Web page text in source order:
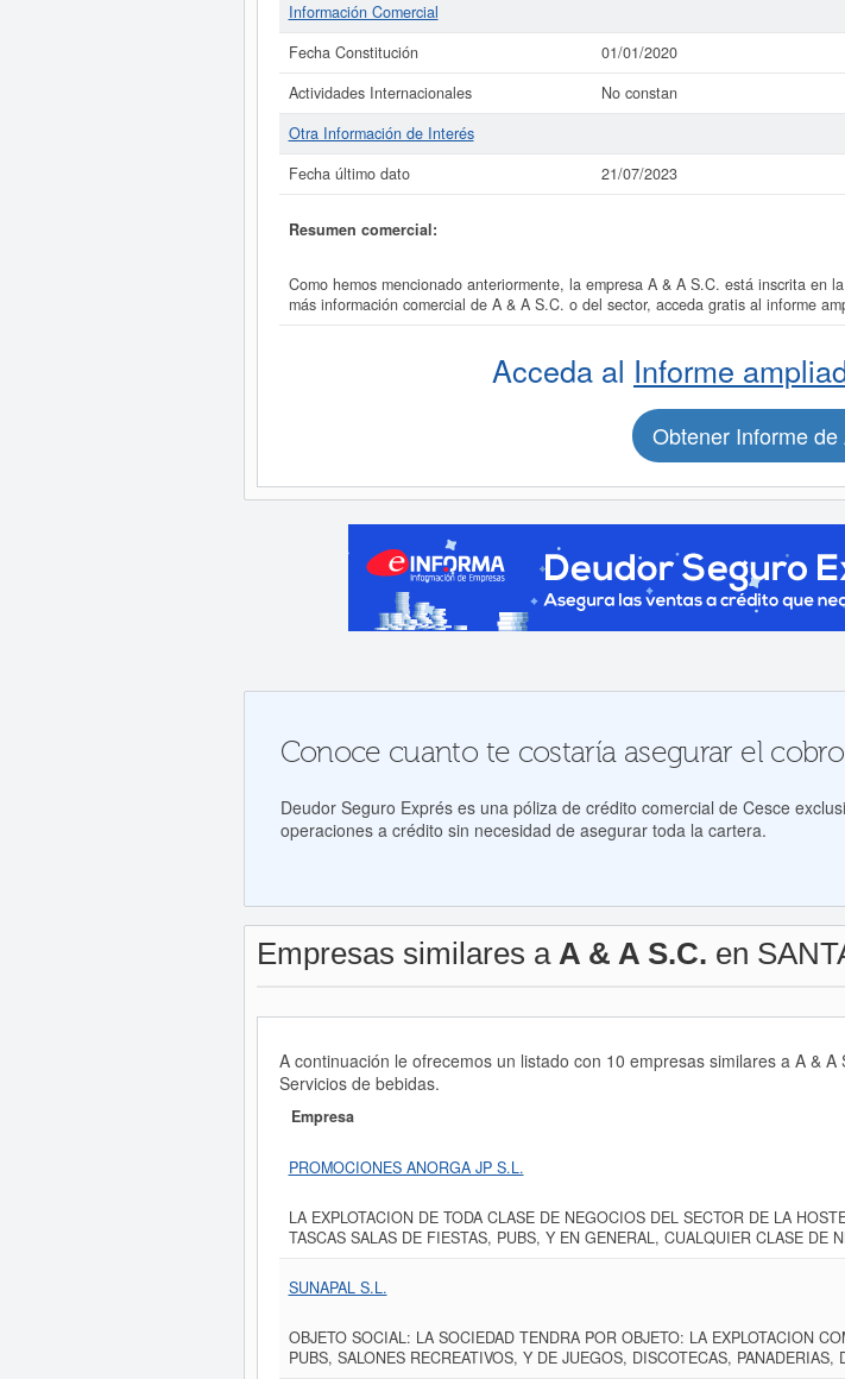
Información Comercial
Fecha Constitución
01/01/2020
Actividades Internacionales
No constan
Otra Información de Interés
Fecha último dato
21/07/2023
Resumen comercial:
Como hemos mencionado anteriormente, la empresa A & A S.C. está inscrita en
más información comercial de A & A S.C. o del sector, acceda gratis al informe
Acceda al Informe
Obtener Informe de
Conoce cuanto te costaría asegurar el cobro
Deudor Seguro Exprés es una póliza de crédito comercial de Cesce
operaciones a crédito sin necesidad de asegurar toda la cartera.
Empresas similares a A & A S.C. en
A continuación le ofrecemos un listado con 10 empresas similares a A &
Servicios de bebidas.
Empresa
PROMOCIONES ANORGA JP S.L.
LA EXPLOTACION DE TODA CLASE DE NEGOCIOS DEL SECTOR DE LA
TASCAS SALAS DE FIESTAS, PUBS, Y EN GENERAL, CUALQUIER CLASE DE
SUNAPAL S.L.
OBJETO SOCIAL: LA SOCIEDAD TENDRA POR OBJETO: LA EXPLOTACION
PUBS, SALONES RECREATIVOS, Y DE JUEGOS, DISCOTECAS,